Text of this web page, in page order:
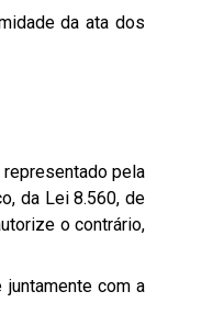
da ata dos
representado pela
da Lei 8.560, de
o contrário,
com a